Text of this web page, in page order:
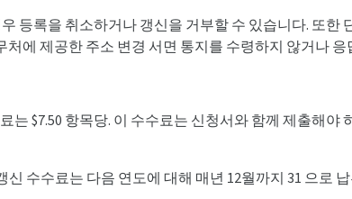
등록을 취소하거나 갱신을 거부할 수 있습니다. 또
에 제공한 주소 변경 서면 통지를 수령하지 않거나
는 $7.50 항목당. 이 수수료는 신청서와 함께 제출해
신 수수료는 다음 연도에 대해 매년 12월까지 31 으로